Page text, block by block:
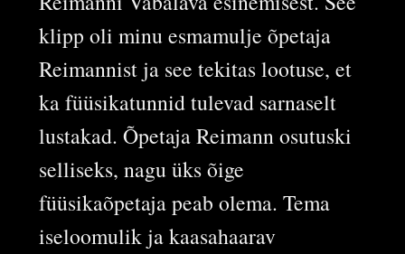
klipp oli minu esmamulje õpetaja
Reimannist ja see tekitas lootuse, et
ka füüsikatunnid tulevad sarnaselt
lustakad. Õpetaja Reimann osutuski
selliseks, nagu üks õige
füüsikaõpetaja peab olema. Tema
iseloomulik ja kaasahaarav